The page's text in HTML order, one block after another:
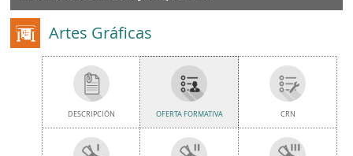
Artes Gráficas
DESCRIPCIÓN OFERTA FORMATIVA CRN